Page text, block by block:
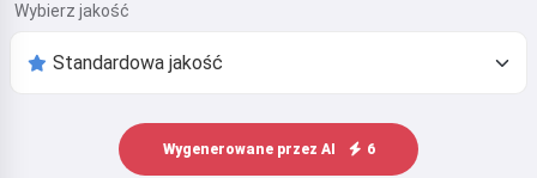
Wybierz jakość
Wygenerowane przez AI 6